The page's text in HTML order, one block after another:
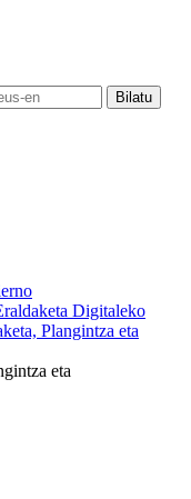
Digitaleko
Plangintza eta
eta